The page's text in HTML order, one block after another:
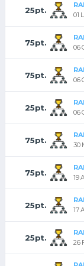
25pt.
01
75pt.
06
75pt.
06
25pt.
06
75pt.
30
75pt.
19
25pt.
17
25pt.
26